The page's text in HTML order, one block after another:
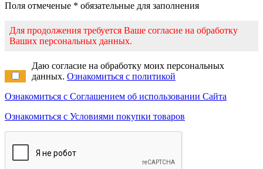
Поля отмеченые * обязательные для заполнения
Для продолжения требуется Ваше согласие на обработку
Ваших персональных данных.
Даю согласие на обработку моих персональных
данных. Ознакомиться с политикой
Ознакомиться с Соглашением об использовании Сайта
Ознакомиться с Условиями покупки товаров